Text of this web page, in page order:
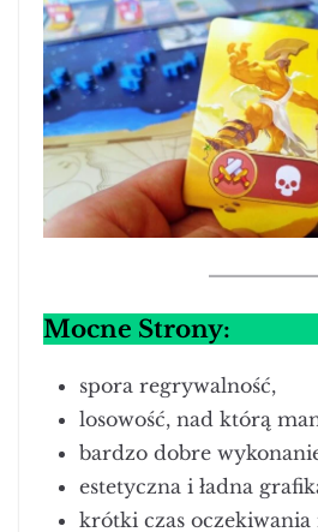
Mocne Strony:
spora regrywalność,
losowość, nad którą
bardzo dobre
estetyczna i ładna
krótki czas oczekiwania